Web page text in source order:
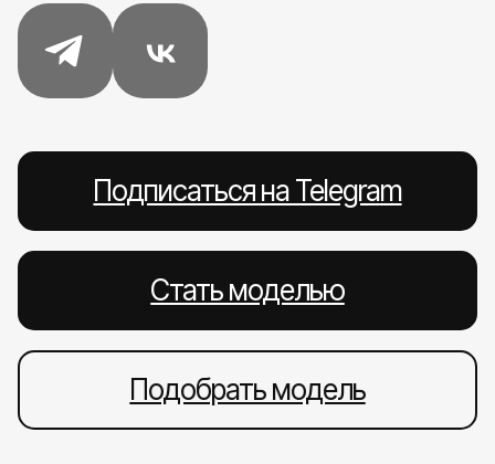
Подписаться на Telegram
Стать моделью
Подобрать модель